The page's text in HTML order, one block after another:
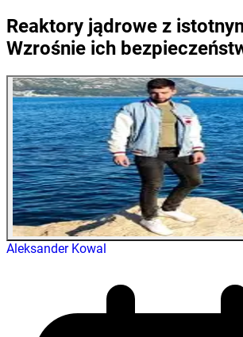
Reaktory jądrowe z
Wzrośnie ich
Aleksander Kowal